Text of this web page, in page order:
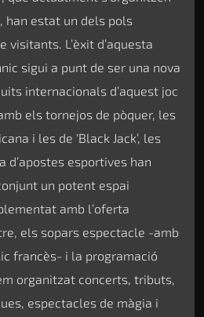
han estat un dels pols
visitants. L’èxit d’aquesta
sigui a punt de ser una nova
internacionals d’aquest joc
els tornejos de pòquer, les
i les de ‘Black Jack’, les
d’apostes esportives han
un potent espai
amb l’oferta
els sopars espectacle -amb
francès- i la programació
organitzat concerts, tributs,
espectacles de màgia i